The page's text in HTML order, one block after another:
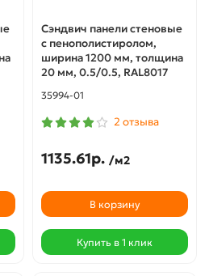
Сэндвич панели стеновые
с пенополистиролом,
ширина 1200 мм, толщина
20 мм, 0.5/0.5, RAL8017
35994-01
2 отзыва
1135.61р. /м2
В корзину
Купить в 1 клик